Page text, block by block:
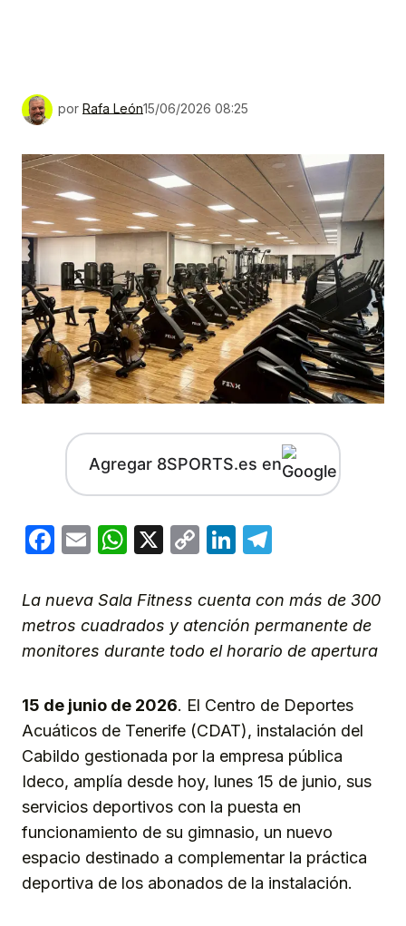
por Rafa León15/06/2026 08:25
Agregar 8SPORTS.es en
Facebook
EmailWhatsApp
X
CopyLinkedIn
La nueva Sala Fitness cuenta con más de 300
metros cuadrados y atención permanente de
monitores durante todo el horario de apertura
15 de junio de 2026. El Centro de Deportes
Acuáticos de Tenerife (CDAT), instalación del
Cabildo gestionada por la empresa pública
Ideco, amplía desde hoy, lunes 15 de junio, sus
servicios deportivos con la puesta en
funcionamiento de su gimnasio, un nuevo
espacio destinado a complementar la práctica
deportiva de los abonados de la instalación.